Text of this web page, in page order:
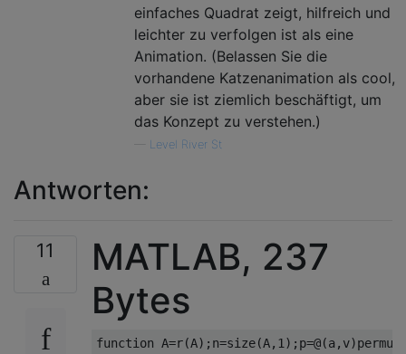
einfaches Quadrat zeigt, hilfreich und
leichter zu verfolgen ist als eine
Animation. (Belassen Sie die
vorhandene Katzenanimation als cool,
aber sie ist ziemlich beschäftigt, um
das Konzept zu verstehen.)
Level River St
Antworten:
11
MATLAB, 237
Bytes